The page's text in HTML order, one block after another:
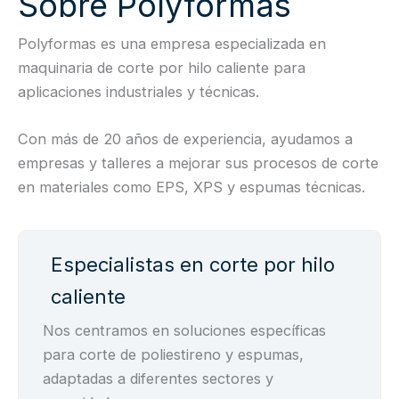
Polyformas es una empresa especializada en
maquinaria de corte por hilo caliente para
aplicaciones industriales y técnicas.
Con más de 20 años de experiencia, ayudamos a
empresas y talleres a mejorar sus procesos de corte
en materiales como EPS, XPS y espumas técnicas.
Especialistas en corte por hilo
caliente
Nos centramos en soluciones específicas
para corte de poliestireno y espumas,
adaptadas a diferentes sectores y